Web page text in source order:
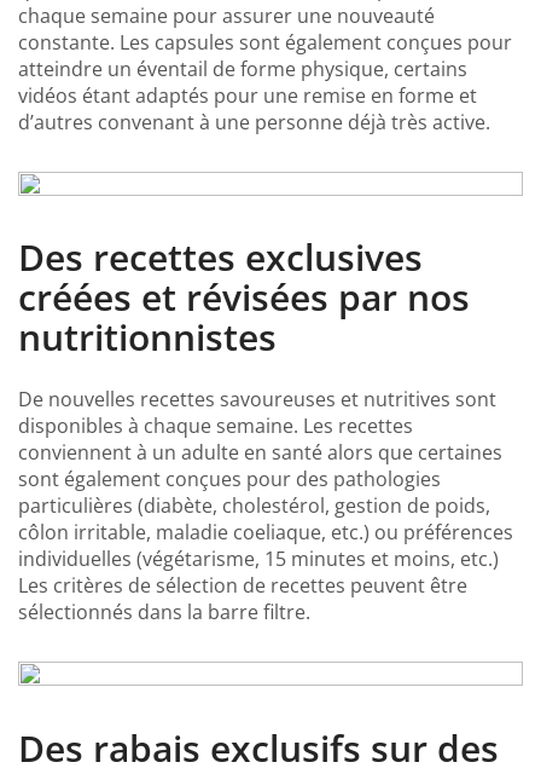
chaque semaine pour assurer une nouveauté
constante. Les capsules sont également conçues pour
atteindre un éventail de forme physique, certains
vidéos étant adaptés pour une remise en forme et
d’autres convenant à une personne déjà très active.
Des recettes exclusives
créées et révisées par nos
nutritionnistes
De nouvelles recettes savoureuses et nutritives sont
disponibles à chaque semaine. Les recettes
conviennent à un adulte en santé alors que certaines
sont également conçues pour des pathologies
particulières (diabète, cholestérol, gestion de poids,
côlon irritable, maladie coeliaque, etc.) ou préférences
individuelles (végétarisme, 15 minutes et moins, etc.)
Les critères de sélection de recettes peuvent être
sélectionnés dans la barre filtre.
Des rabais exclusifs sur des